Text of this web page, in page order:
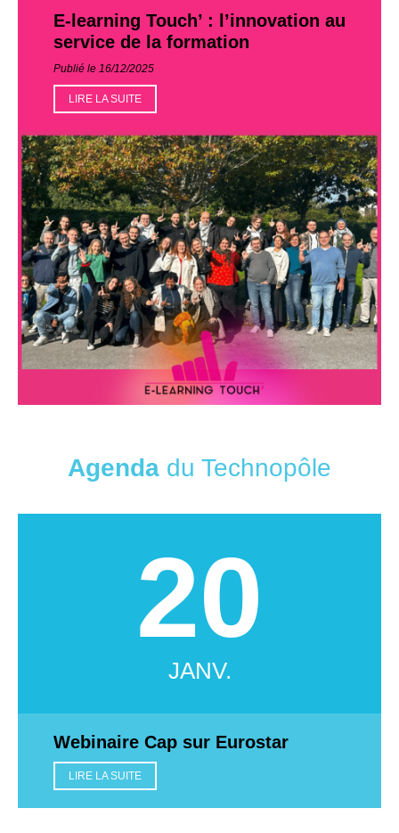
E-learning Touch’ : l’innovation au
service de la formation
Publié le 16/12/2025
LIRE LA SUITE
Agenda du Technopôle
20
JANV.
Webinaire Cap sur Eurostar
LIRE LA SUITE